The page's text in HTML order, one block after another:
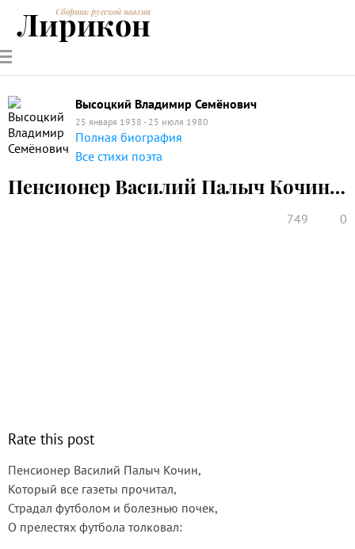
РУССКИЕ
ПОЭТЫ
СОВРЕМЕННИКИЭНЦИКЛОПЕДИЯ
ПОЭЗИИ
Сборник русской поэзии
Лирикон
Высоцкий Владимир Семёнович
25 января 1938 - 25 июля 1980
Полная биография
Все стихи поэта
Пенсионер Василий Палыч Кочин…
749 0
Rate this post
Пенсионер Василий Палыч Кочин,
Который все газеты прочитал,
Страдал футболом и болезнью почек,
О прелестях футбола толковал: